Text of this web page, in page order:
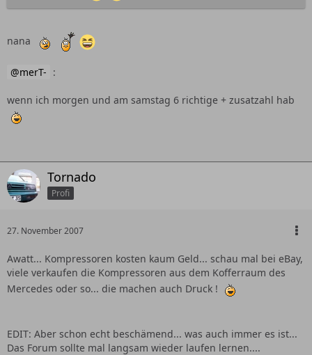
nana
merT- :
wenn ich morgen und am samstag 6 richtige + zusatzahl hab
Tornado
Profi
27. November 2007
Awatt... Kompressoren kosten kaum Geld... schau mal bei eBay,
viele verkaufen die Kompressoren aus dem Kofferraum des
Mercedes oder so... die machen auch Druck !
EDIT: Aber schon echt beschämend... was auch immer es ist...
Das Forum sollte mal langsam wieder laufen lernen....